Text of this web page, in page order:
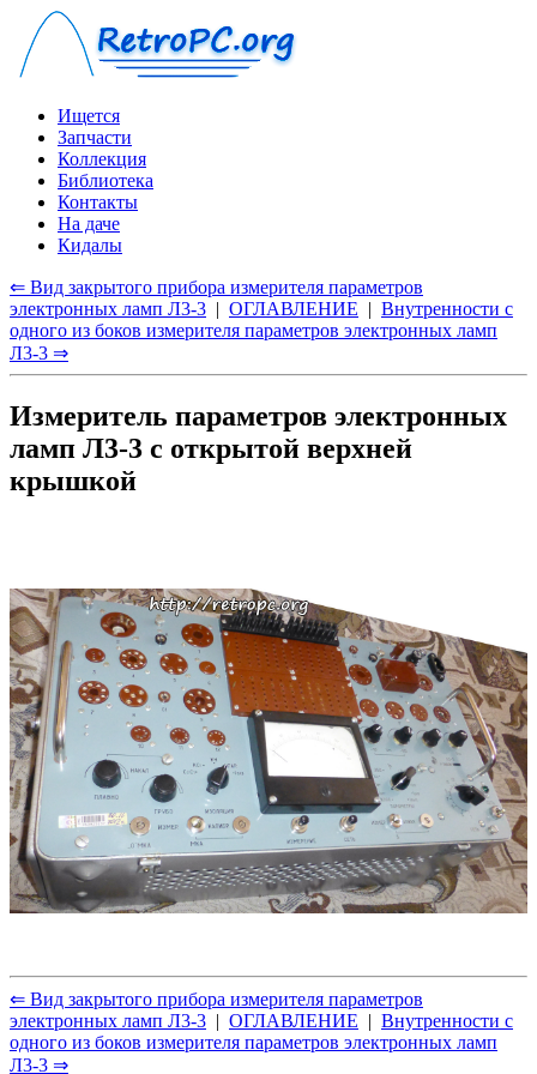
Ищется
Запчасти
Коллекция
Библиотека
Контакты
На даче
Кидалы
⇐ Вид закрытого прибора измерителя параметров
электронных ламп Л3-3 | ОГЛАВЛЕНИЕ | Внутренности с
одного из боков измерителя параметров электронных ламп
Л3-3 ⇒
Измеритель параметров электронных
ламп Л3-3 с открытой верхней
крышкой
⇐ Вид закрытого прибора измерителя параметров
электронных ламп Л3-3 | ОГЛАВЛЕНИЕ | Внутренности с
одного из боков измерителя параметров электронных ламп
Л3-3 ⇒